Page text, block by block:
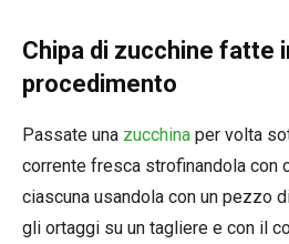
Chipa di zucchine fatte
procedimento
Passate una zucchina per volta
corrente fresca strofinandola con
ciascuna usandola con un pezzo
gli ortaggi su un tagliere e con il